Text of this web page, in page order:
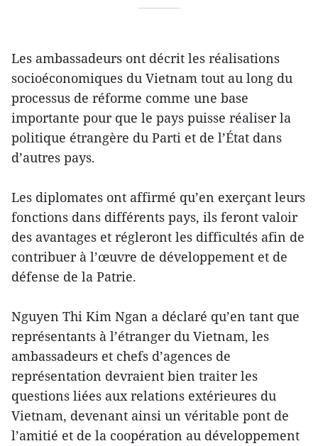
Les ambassadeurs ont décrit les réalisations
socioéconomiques du Vietnam tout au long du
processus de réforme comme une base
importante pour que le pays puisse réaliser la
politique étrangère du Parti et de l’État dans
d’autres pays.
Les diplomates ont affirmé qu’en exerçant leurs
fonctions dans différents pays, ils feront valoir
des avantages et régleront les difficultés afin de
contribuer à l’œuvre de développement et de
défense de la Patrie.
Nguyen Thi Kim Ngan a déclaré qu’en tant que
représentants à l’étranger du Vietnam, les
ambassadeurs et chefs d’agences de
représentation devraient bien traiter les
questions liées aux relations extérieures du
Vietnam, devenant ainsi un véritable pont de
l’amitié et de la coopération au développement